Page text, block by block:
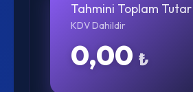
Tahmini Toplam Tutar
KDV Dahildir
0,00 ₺